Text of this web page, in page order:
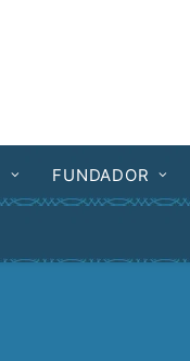
FUNDADOR